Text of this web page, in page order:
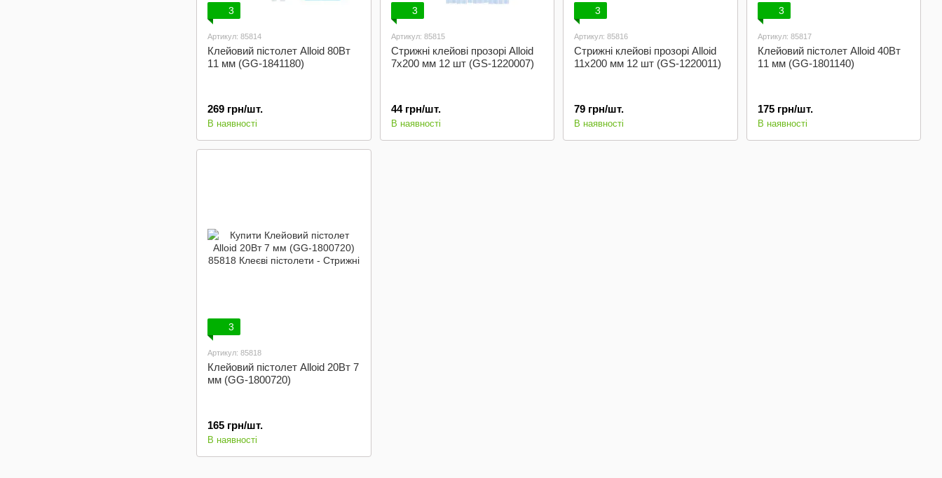
3
Артикул: 85814
Клейовий пістолет Alloid 80Вт
11 мм (GG-1841180)
269 грн/шт.
В наявності
3
Артикул: 85815
Стрижні клейові прозорі Alloid
7х200 мм 12 шт (GS-1220007)
44 грн/шт.
В наявності
3
Артикул: 85816
Стрижні клейові прозорі Alloid
11х200 мм 12 шт (GS-1220011)
79 грн/шт.
В наявності
3
Артикул: 85817
Клейовий пістолет Alloid 40Вт
11 мм (GG-1801140)
175 грн/шт.
В наявності
3
Артикул: 85818
Клейовий пістолет Alloid 20Вт 7
мм (GG-1800720)
165 грн/шт.
В наявності